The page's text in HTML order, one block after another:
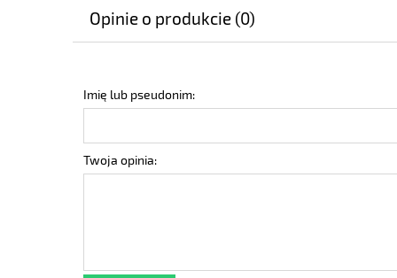
Opinie o produkcie (0)
Imię lub pseudonim:
Twoja opinia: